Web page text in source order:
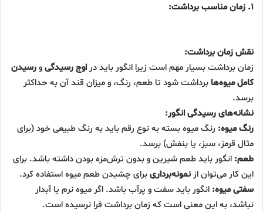
۱. زمان مناسب برداشت:
نقش زمان برداشت:
زمان برداشت بسیار مهم است زیرا انگور باید دراوج رسیدگیورسیدن
کامل میوه‌ها برداشت شود تا طعم، رنگ، و میزان قند آن به حداکثر
برسد.
نشانه‌های رسیدگی انگور:
رنگ میوه: رنگ میوه بسته به نوع رقم باید به رنگ طبیعی خود (برای
مثال قرمز، سبز، یا بنفش) برسد.
طعم: انگور باید طعم شیرین و بدون ترش‌مزه بودن داشته باشد. برای
این کار می‌توان ازنمونه‌برداریبرای چشیدن طعم میوه استفاده کرد.
سفتی میوه: انگور باید سفت و پرآب باشد. اگر میوه نرم یا آبدار
نباشد، به این معنی است که زمان برداشت فرا نرسیده است.